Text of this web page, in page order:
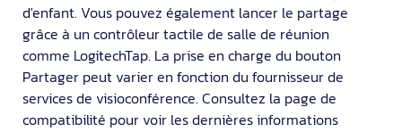
d'enfant. Vous pouvez également lancer le partage
grâce à un contrôleur tactile de salle de réunion
comme LogitechTap. La prise en charge du bouton
Partager peut varier en fonction du fournisseur de
services de visioconférence. Consultez la page de
compatibilité pour voir les dernières informations